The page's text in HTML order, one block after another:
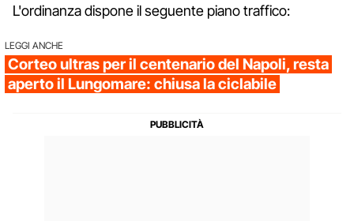
L'ordinanza dispone il seguente piano traffico:
LEGGI ANCHE
Corteo ultras per il centenario del Napoli, resta
aperto il Lungomare: chiusa la ciclabile